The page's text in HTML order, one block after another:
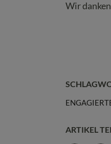
Wir
ARTIKEL